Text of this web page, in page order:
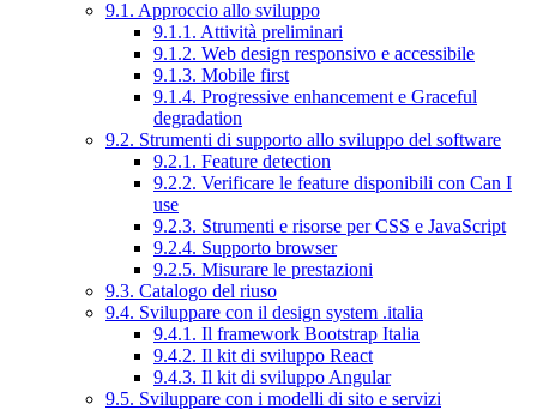
9.1. Approccio allo sviluppo
9.1.1. Attività preliminari
9.1.2. Web design responsivo e accessibile
9.1.3. Mobile first
9.1.4. Progressive enhancement e Graceful
degradation
9.2. Strumenti di supporto allo sviluppo del software
9.2.1. Feature detection
9.2.2. Verificare le feature disponibili con Can I
use
9.2.3. Strumenti e risorse per CSS e JavaScript
9.2.4. Supporto browser
9.2.5. Misurare le prestazioni
9.3. Catalogo del riuso
9.4. Sviluppare con il design system .italia
9.4.1. Il framework Bootstrap Italia
9.4.2. Il kit di sviluppo React
9.4.3. Il kit di sviluppo Angular
9.5. Sviluppare con i modelli di sito e servizi